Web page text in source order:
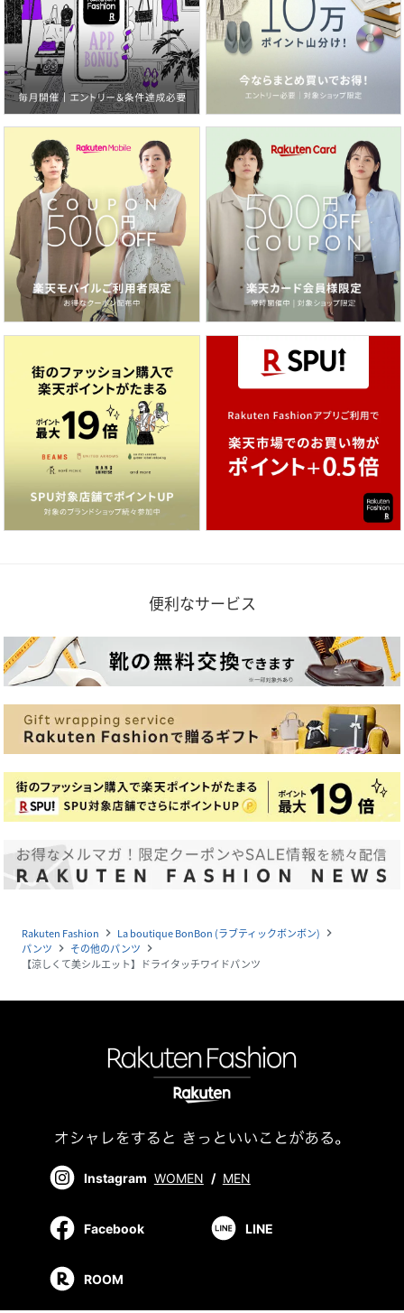
便利なサービス
Rakuten Fashion navigate_next La boutique BonBon (ラブティックボンボン) navigate_next
パンツ navigate_next その他のパンツ navigate_next
【涼しくて美シルエット】ドライタッチワイドパンツ
Instagram WOMEN / MEN
Facebook LINE
ROOM